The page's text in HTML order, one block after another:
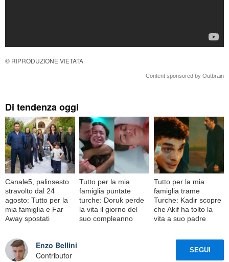
© RIPRODUZIONE VIETATA
Content sponsored by Outbrain
Di tendenza oggi
Canale5, palinsesto
stravolto dal 24
agosto: Tutto per la
mia famiglia e Far
Away spostati
Tutto per la mia
famiglia puntate
turche: Doruk perde
la vita il giorno del
suo compleanno
Tutto per la mia
famiglia trame
Turche: Kadir scopre
che Akif ha tolto la
vita a suo padre
Enzo Bellini
Contributor
SEGUI